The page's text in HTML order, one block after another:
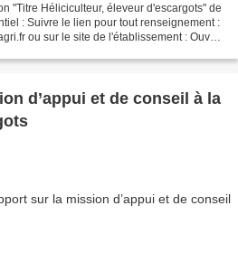
"Titre Héliciculteur, éleveur d'escargots" de
: Suivre le lien pour tout renseignement :
ou sur le site de l'établissement : Ouvrir
d’appui et de conseil à la